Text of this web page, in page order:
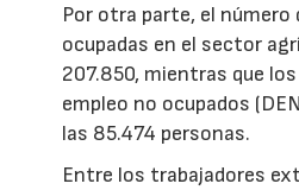
Por otra parte, el número
ocupadas en el sector
207.850, mientras que
empleo no ocupados
las 85.474 personas.
Entre los trabajadores